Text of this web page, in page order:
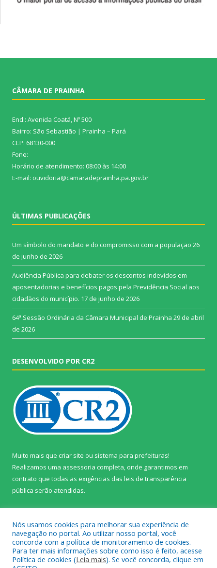
CÂMARA DE PRAINHA
End.: Avenida Coatá, Nº 500
Bairro: São Sebastião | Prainha – Pará
CEP: 68130-000
Fone:
Horário de atendimento: 08:00 às 14:00
E-mail: ouvidoria@camaradeprainha.pa.gov.br
ÚLTIMAS PUBLICAÇÕES
Um símbolo do mandato e do compromisso com a população 26
de junho de 2026
Audiência Pública para debater os descontos indevidos em
aposentadorias e benefícios pagos pela Previdência Social aos
cidadãos do município. 17 de junho de 2026
64ª Sessão Ordinária da Câmara Municipal de Prainha 29 de abril
de 2026
DESENVOLVIDO POR CR2
Muito mais que criar site ou sistema para prefeituras!
Realizamos uma assessoria completa, onde garantimos em
contrato que todas as exigências das leis de transparência
pública serão atendidas.
Todos os direitos reservados a Câmara Municipal de Prainha.
Nós usamos cookies para melhorar sua experiência de
navegação no portal. Ao utilizar nosso portal, você
concorda com a política de monitoramento de cookies.
Para ter mais informações sobre como isso é feito, acesse
Política de cookies (Leia mais). Se você concorda, clique em